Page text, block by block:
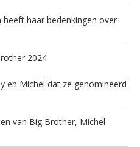
haar bedenkingen over
2024
en Michel dat ze genomineerd
van Big Brother, Michel